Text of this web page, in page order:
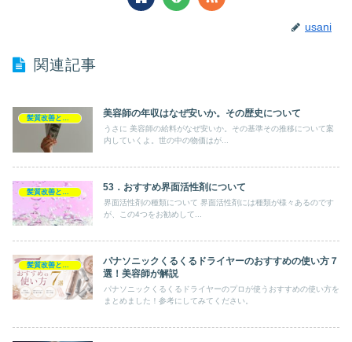
usani
関連記事
美容師の年収はなぜ安いか。その歴史について
うさに 美容師の給料がなぜ安いか。その基準その推移について案
内していくよ。世の中の物価はが...
53．おすすめ界面活性剤について
界面活性剤の種類について 界面活性剤には種類が様々あるのです
が、この4つをお勧めして...
髪質改善とヘアの疑問
パナソニックくるくるドライヤーのおすすめの使い方７
選！美容師が解説
パナソニックくるくるドライヤーのプロが使うおすすめの使い方を
まとめました！参考にしてみてください。